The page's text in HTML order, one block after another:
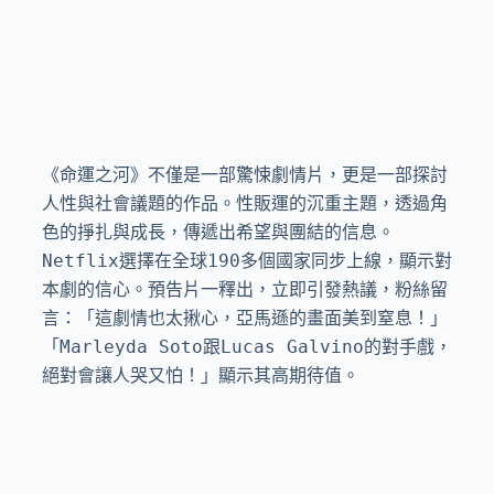
《命運之河》不僅是一部驚悚劇情片，更是一部探討
人性與社會議題的作品。性販運的沉重主題，透過角
色的掙扎與成長，傳遞出希望與團結的信息。
Netflix選擇在全球190多個國家同步上線，顯示對
本劇的信心。預告片一釋出，立即引發熱議，粉絲留
言：「這劇情也太揪心，亞馬遜的畫面美到窒息！」
「Marleyda Soto跟Lucas Galvino的對手戲，
絕對會讓人哭又怕！」顯示其高期待值。